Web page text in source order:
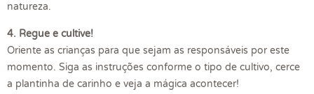
natureza.
4. Regue e cultive!
Oriente as crianças para que sejam as responsáveis por este
momento. Siga as instruções conforme o tipo de cultivo, cerce
a plantinha de carinho e veja a mágica acontecer!